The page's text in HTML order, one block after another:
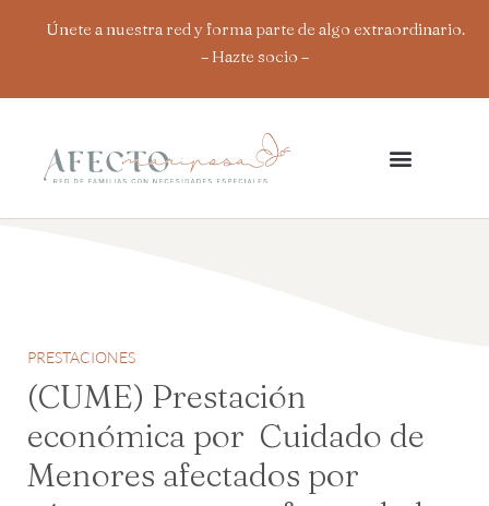
Únete a nuestra red y forma parte de algo extraordinario.
– Hazte socio–
PRESTACIONES
(CUME) Prestación
económica por Cuidado de
Menores afectados por